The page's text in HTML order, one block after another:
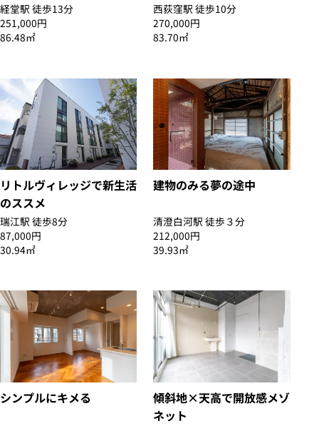
経堂駅 徒歩13分
251,000円
86.48㎡
西荻窪駅 徒歩10分
270,000円
83.70㎡
リトルヴィレッジで新生活
のススメ
瑞江駅 徒歩8分
87,000円
30.94㎡
建物のみる夢の途中
清澄白河駅 徒歩３分
212,000円
39.93㎡
シンプルにキメる
傾斜地×天高で開放感メゾ
ネット